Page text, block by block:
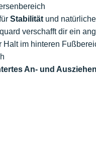
Stabilität und
verschafft dir ein
Halt im hinteren
An- und